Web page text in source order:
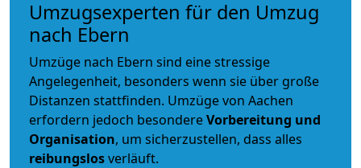
Umzugsexperten für den Umzug
nach Ebern
Umzüge nach Ebern sind eine stressige
Angelegenheit, besonders wenn sie über große
Distanzen stattfinden. Umzüge von Aachen
erfordern jedoch besondereVorbereitung und
Organisation, um sicherzustellen, dass alles
reibungslosverläuft.